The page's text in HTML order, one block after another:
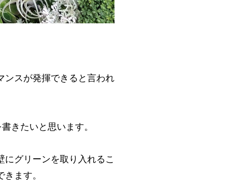
ンスが発揮できると言われ
きたいと思います。
グリーンを取り入れるこ
ます。